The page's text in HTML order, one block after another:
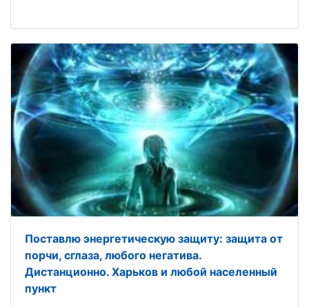
Поставлю энергетическую защиту: защита от
порчи, сглаза, любого негатива.
Дистанционно. Харьков и любой населенный
пункт